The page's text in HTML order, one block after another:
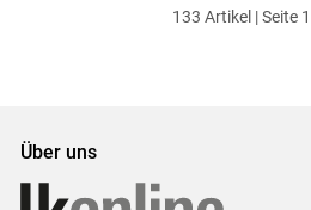
erstenzum
133 Artikel | Seite
Über uns